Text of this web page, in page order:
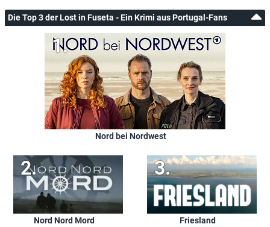
Die Top 3 der Lost in Fuseta - Ein Krimi aus Portugal-Fans
Nord bei Nordwest
Nord Nord Mord Friesland